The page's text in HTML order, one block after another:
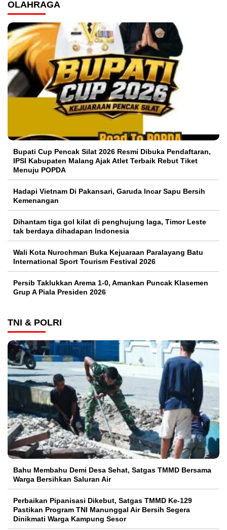
OLAHRAGA
Bupati Cup Pencak Silat 2026 Resmi Dibuka Pendaftaran,
IPSI Kabupaten Malang Ajak Atlet Terbaik Rebut Tiket
Menuju POPDA
Hadapi Vietnam Di Pakansari, Garuda Incar Sapu Bersih
Kemenangan
Dihantam tiga gol kilat di penghujung laga, Timor Leste
tak berdaya dihadapan Indonesia
Wali Kota Nurochman Buka Kejuaraan Paralayang Batu
International Sport Tourism Festival 2026
Persib Taklukkan Arema 1-0, Amankan Puncak Klasemen
Grup A Piala Presiden 2026
TNI & POLRI
Bahu Membahu Demi Desa Sehat, Satgas TMMD Bersama
Warga Bersihkan Saluran Air
Perbaikan Pipanisasi Dikebut, Satgas TMMD Ke-129
Pastikan Program TNI Manunggal Air Bersih Segera
Dinikmati Warga Kampung Sesor